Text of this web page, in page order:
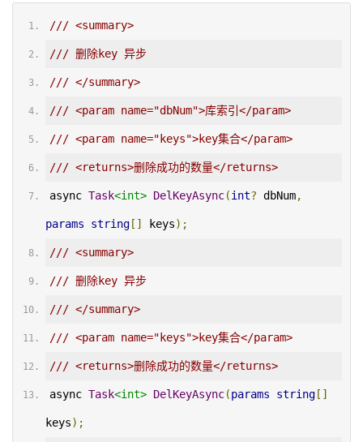
/// <summary>
/// 删除key 异步
/// </summary>
/// <param name="dbNum">库索引</param>
/// <param name="keys">key集合</param>
/// <returns>删除成功的数量</returns>
async Task<int> DelKeyAsync(int? dbNum,
params string[] keys);
/// <summary>
/// 删除key 异步
/// </summary>
/// <param name="keys">key集合</param>
/// <returns>删除成功的数量</returns>
async Task<int> DelKeyAsync(params string[]
keys);